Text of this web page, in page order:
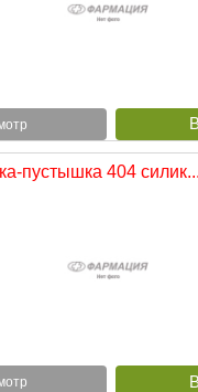
пустышка 404 силик...